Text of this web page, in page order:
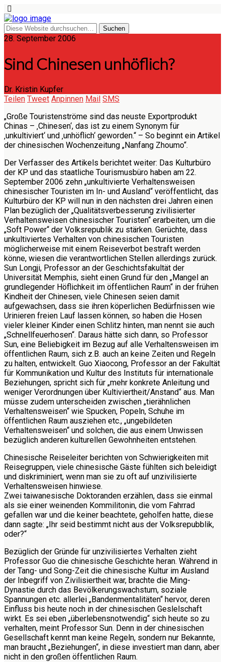
28. September 2006
Sind Chinesen unhöflich?
Dr. Kristin Kupfer
Teilen Tweet Anpinnen Mail SMS
„Große Touristenströme sind das neuste Exportprodukt
Chinas – ‚Chinesen‘, das ist zu einem Synonym für
‚unkultiviert‘ und ‚unhöflich‘ geworden.“ – So beginnt ein Artikel
der chinesischen Wochenzeitung „Nanfang Zhoumo“.
Der Verfasser des Artikels berichtet weiter: Das Kulturbüro
der KP und das staatliche Tourismusbüro haben am 22.
September 2006 zehn „unkultivierte Verhaltensweisen
chinesischer Touristen im In- und Ausland“ veröffentlicht, das
Kulturbüro der KP will nun in den nächsten drei Jahren einen
Plan bezüglich der „Qualitätsverbesserung zivilisierter
Verhaltensweisen chinesischer Touristen“ erarbeiten, um die
„Soft Power“ der Volksrepublik zu stärken. Gerüchte, dass
unkultiviertes Verhalten von chinesischen Touristen
möglicherweise mit einem Reiseverbot bestraft werden
könne, wiesen die verantwortlichen Stellen allerdings zurück.
Sun Longji, Professor an der Geschichtsfakultät der
Universität Memphis, sieht einen Grund für den „Mangel an
grundlegender Höflichkeit im öffentlichen Raum“ in der frühen
Kindheit der Chinesen, viele Chinesen seien damit
aufgewachsen, dass sie ihren köperlichen Bedürfnissen wie
Urinieren freien Lauf lassen können, so haben die Hosen
vieler kleiner Kinder einen Schlitz hinten, man nennt sie auch
„Schnellfeuerhosen“. Daraus hätte sich dann, so Professor
Sun, eine Beliebigkeit im Bezug auf alle Verhaltensweisen im
öffentlichen Raum, sich z.B. auch an keine Zeiten und Regeln
zu halten, entwickelt. Guo Xiaocong, Professor an der Fakultät
für Kommunikation und Kultur des Instituts für internationale
Beziehungen, spricht sich für „mehr konkrete Anleitung und
weniger Verordnungen über Kultiviertheit/Anstand“ aus. Man
müsse zudem unterscheiden zwischen „tierähnlichen
Verhaltensweisen“ wie Spucken, Popeln, Schuhe im
öffentlichen Raum ausziehen etc., „ungebildeten
Verhaltensweisen“ und solchen, die aus einem Unwissen
bezüglich anderen kulturellen Gewohnheiten entstehen.
Chinesische Reiseleiter berichten von Schwierigkeiten mit
Reisegruppen, viele chinesische Gäste fühlten sich beleidigt
und diskriminiert, wenn man sie zu oft auf unzivilisierte
Verhaltensweisen hinwiese.
Zwei taiwanesische Doktoranden erzählen, dass sie einmal
als sie einer weinenden Kommilitonin, die vom Fahrrad
gefallen war und die keiner beachtete, geholfen hatte, diese
dann sagte: „Ihr seid bestimmt nicht aus der Volksrepubblik,
oder?“
Bezüglich der Gründe für unzivilisiertes Verhalten zieht
Professor Guo die chinesische Geschichte heran. Während in
der Tang- und Song-Zeit die chinesische Kultur im Ausland
der Inbegriff von Zivilisiertheit war, brachte die Ming-
Dynastie durch das Bevölkerungswachstum, soziale
Spannungen etc. allerlei „Bandenmentalitäten“ hervor, deren
Einfluss bis heute noch in der chinesischen Geslelschaft
wirkt. Es sei eben „überlebensnotwendig“ sich heute so zu
verhalten, meint Professor Sun. Denn in der chinesischen
Gesellschaft kennt man keine Regeln, sondern nur Bekannte,
man braucht „Beziehungen“, in diese investiert man dann, aber
nicht in den großen öffentlichen Raum.